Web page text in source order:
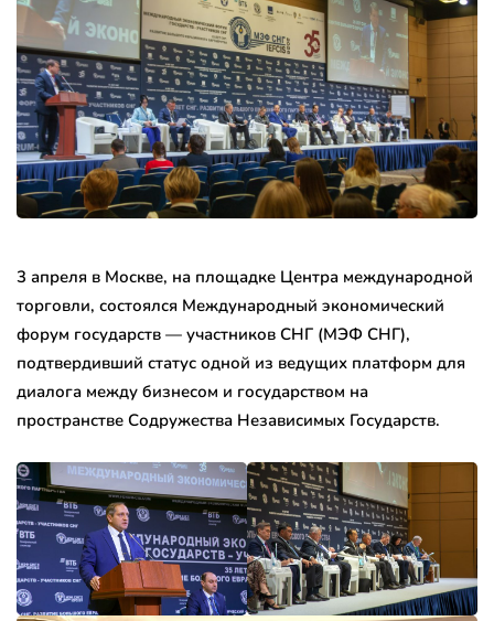
3 апреля в Москве, на площадке Центра международной
торговли, состоялся Международный экономический
форум государств — участников СНГ (МЭФ СНГ),
подтвердивший статус одной из ведущих платформ для
диалога между бизнесом и государством на
пространстве Содружества Независимых Государств.